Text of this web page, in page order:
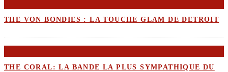
THE VON BONDIES : LA TOUCHE GLAM DE DETROIT
THE CORAL: LA BANDE LA PLUS SYMPATHIQUE DU